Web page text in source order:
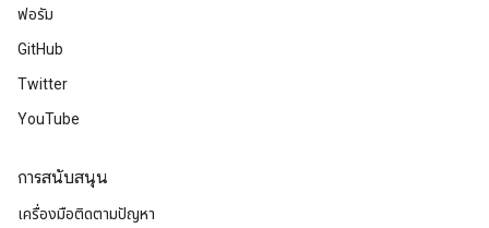
ฟอรัม
GitHub
Twitter
YouTube
การสนับสนุน
เครื่องมือติดตามปัญหา